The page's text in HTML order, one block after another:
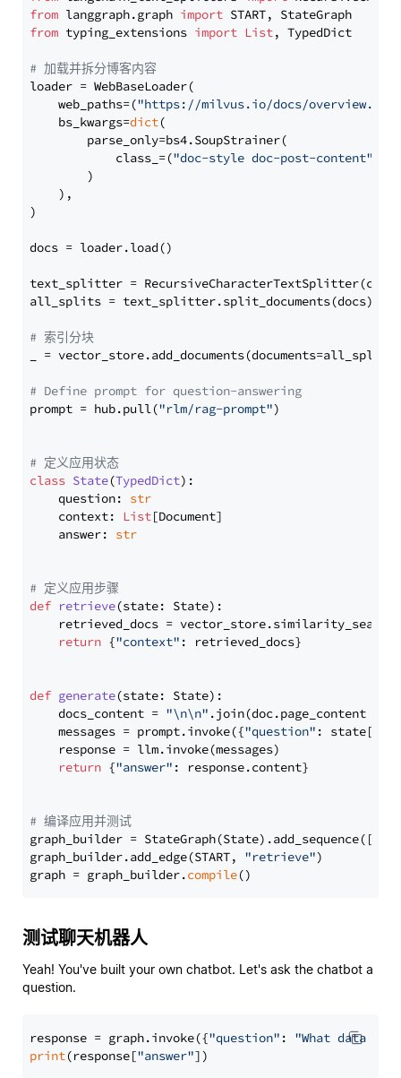
from langgraph.graph import
from typing_extensions import List, TypedDict
# 加载并拆分博客内容
loader = WebBaseLoader(
    web_paths=(
"https://milvus.io/docs/overview.md"
    bs_kwargs=
dict(
        parse_only=bs4.SoupStrainer(
            class_=(
"doc-style doc-post-content"
        )
    ),
)
docs = loader.load()
text_splitter =
all_splits = text_splitter.split_documents(docs)
# 索引分块
_ = vector_store.add_documents(documents=all_splits)
# Define prompt for question-answering
prompt = hub.pull("rlm/rag-prompt")
# 定义应用状态
class State(TypedDict):
    question:
str
    context:
List[Document]
    answer:
str
# 定义应用步骤
def retrieve(state: State):
retrieved_docs =
return {"context" : retrieved_docs}
def generate(state: State):
    docs_content =
"\n\n" .join(doc.page_content
    messages = prompt.invoke({
"question" : state[
    response = llm.invoke(messages)
return {"answer" : response.content}
# 编译应用并测试
graph_builder =
graph_builder.add_edge(START, "retrieve")
graph = graph_builder.compile
测试聊天机器人
Yeah! You've built your own chatbot. Let's ask the chatbot a
question.
response = graph.invoke({"question" : "What data
print(response["answer"